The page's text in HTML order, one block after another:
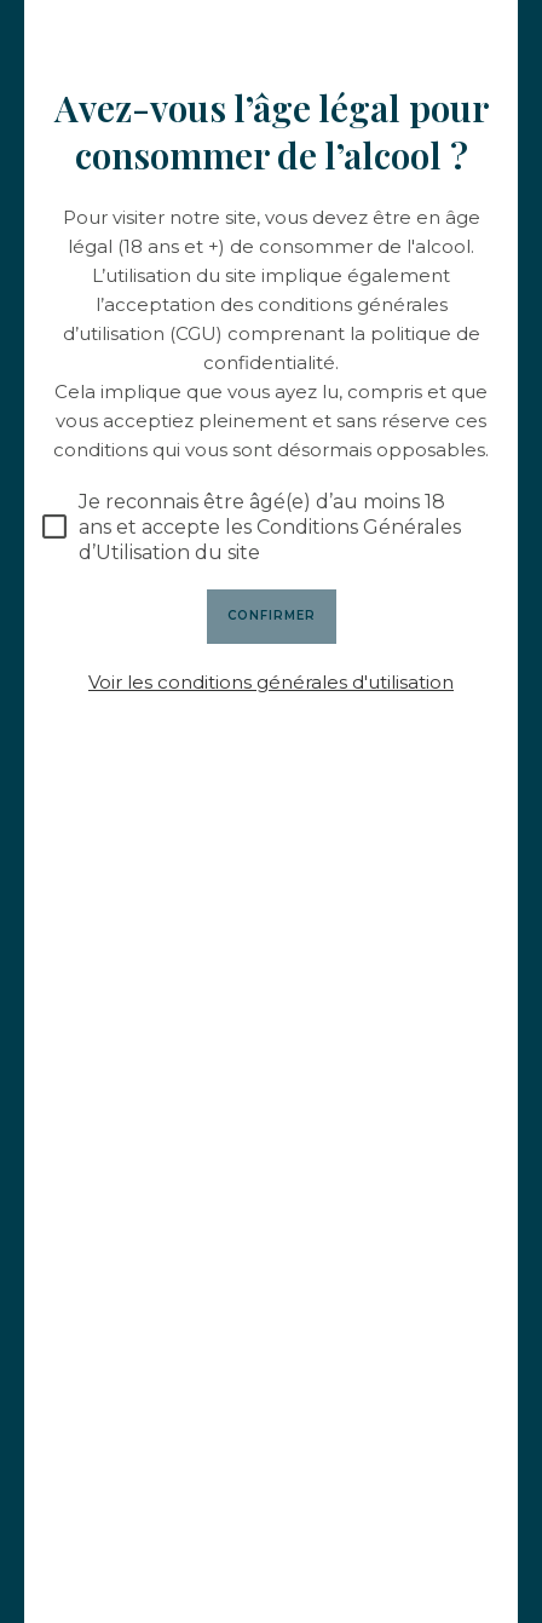
Avez-vous l’âge légal pour
consommer de l’alcool ?
Pour visiter notre site, vous devez être en âge
légal (18 ans et +) de consommer de l'alcool.
L’utilisation du site implique également
l’acceptation des conditions générales
d’utilisation (CGU) comprenant la politique de
confidentialité.
Cela implique que vous ayez lu, compris et que
vous acceptiez pleinement et sans réserve ces
conditions qui vous sont désormais opposables.
Je reconnais être âgé(e) d’au moins 18
ans et accepte les Conditions Générales
d’Utilisation du site
Voir les conditions générales d'utilisation